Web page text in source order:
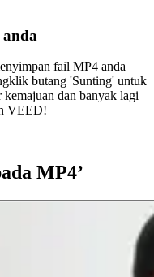
fail MP4 anda
butang 'Sunting' untuk
kemajuan dan banyak lagi
VEED!
MP4’